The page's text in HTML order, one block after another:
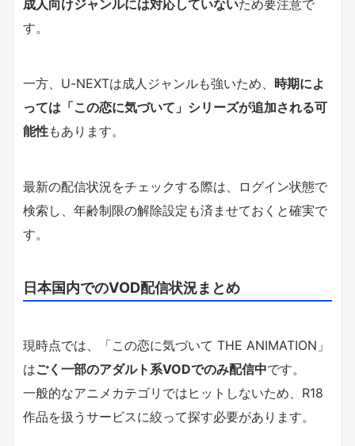
成人向けジャンルには対応していないため要注意で
す。
一方、U-NEXTは成人ジャンルも強いため、 時期によ
っては「この恋に気づいて」シリーズが追加される可
能性もあります。
最新の配信状況をチェックする際は、ログイン状態で
検索し、年齢制限の解除設定も済ませておくと確実で
す。
日本国内でのVOD配信状況まとめ
現時点では、「この恋に気づいて THE ANIMATION」
はごく一部のアダルト系VODでのみ配信中です。
一般的なアニメカテゴリではヒットしないため、R18
作品を扱うサービスに絞って探す必要があります。